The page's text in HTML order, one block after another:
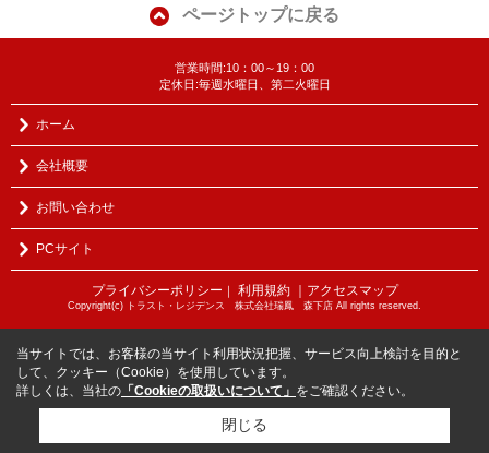
ページトップに戻る
営業時間:10：00～19：00
定休日:毎週水曜日、第二火曜日
ホーム
会社概要
お問い合わせ
PCサイト
プライバシーポリシー 利用規約 ｜アクセスマップ
Copyright(c) トラスト・レジデンス 株式会社瑞鳳 森下店 All rights reserved.
当サイトでは、お客様の当サイト利用状況把握、サービス向上検討を目的と
して、クッキー（Cookie）を使用しています。
詳しくは、当社の 「Cookieの取扱いについて」 をご確認ください。
閉じる